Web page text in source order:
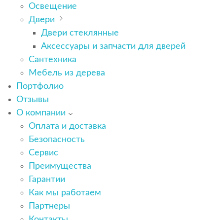
Освещение
Двери
Двери стеклянные
Аксессуары и запчасти для дверей
Сантехника
Мебель из дерева
Портфолио
Отзывы
О компании
Оплата и доставка
Безопасность
Сервис
Преимущества
Гарантии
Как мы работаем
Партнеры